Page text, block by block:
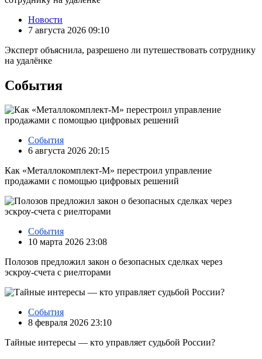
Новости
7 августа 2026 09:10
Эксперт объяснила, разрешено ли путешествовать сотруднику
на удалёнке
События
События
6 августа 2026 20:15
Как «Металлокомплект-М» перестроил управление
продажами с помощью цифровых решений
События
10 марта 2026 23:08
Полозов предложил закон о безопасных сделках через
эскроу‑счета с риелторами
События
8 февраля 2026 23:10
Тайные интересы — кто управляет судьбой России?